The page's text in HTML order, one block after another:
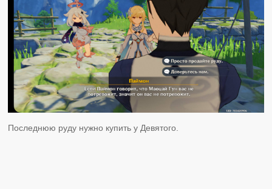
Последнюю руду нужно купить у Девятого.